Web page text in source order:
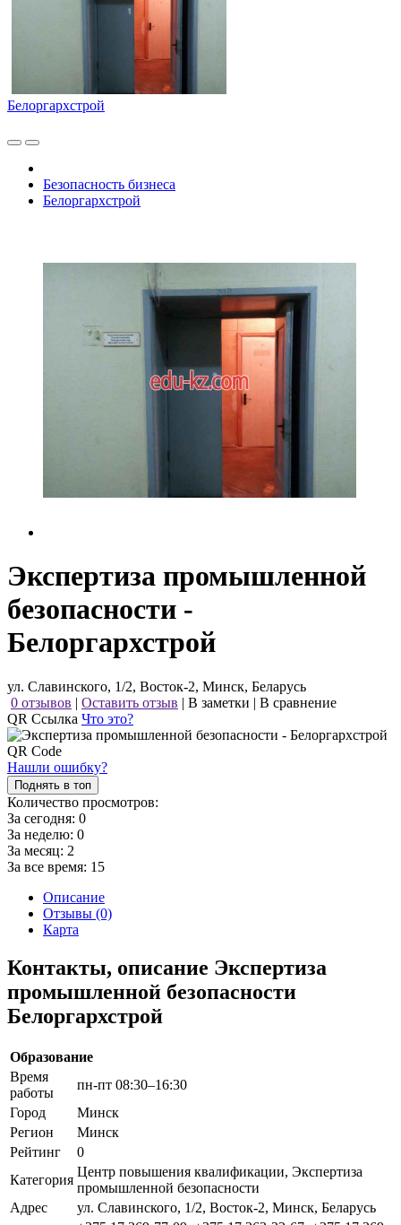
Белоргархстрой
Безопасность бизнеса
Белоргархстрой
Экспертиза промышленной
безопасности -
Белоргархстрой
ул. Славинского, 1/2, Восток-2, Минск, Беларусь
0 отзывов | Оставить отзыв | В заметки | В сравнение
QR Ссылка Что это?
Нашли ошибку?
Поднять в топ
Количество просмотров:
За сегодня: 0
За неделю: 0
За месяц: 2
За все время: 15
Описание
Отзывы (0)
Карта
Контакты, описание Экспертиза
промышленной безопасности
Белоргархстрой
Образование
Время
работы
пн-пт 08:30–16:30
Город
Минск
Регион
Минск
Рейтинг
0
Категория
Центр повышения квалификации, Экспертиза
промышленной безопасности
Адрес
ул. Славинского, 1/2, Восток-2, Минск, Беларусь